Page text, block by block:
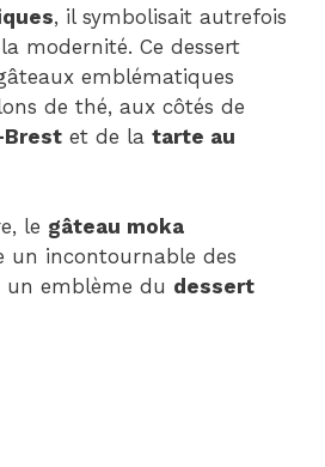
, il symbolisait autrefois
modernité. Ce dessert
emblématiques
de thé, aux côtés de
Brest et de la tarte au
le gâteau moka
un incontournable des
un emblème du dessert